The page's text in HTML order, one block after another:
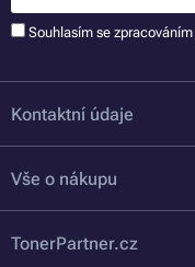
Souhlasím se zpracováním
Kontaktní údaje
Vše o nákupu
TonerPartner.cz